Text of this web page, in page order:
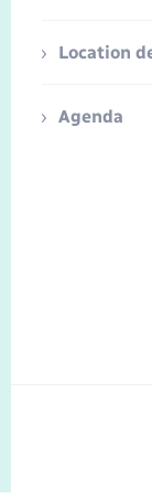
Location
Agenda